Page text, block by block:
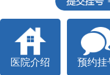
医院介绍 预约挂